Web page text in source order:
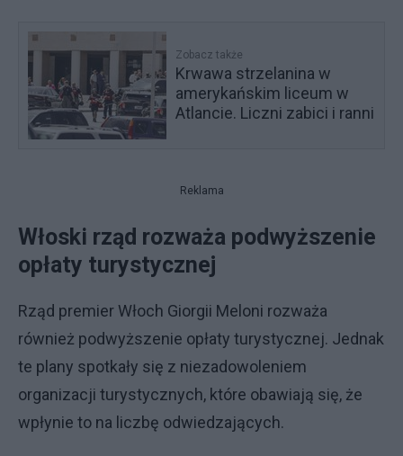
Zobacz także
Krwawa strzelanina w
amerykańskim liceum w
Atlancie. Liczni zabici i ranni
Reklama
Włoski rząd rozważa podwyższenie
opłaty turystycznej
Rząd premier Włoch Giorgii Meloni rozważa
również podwyższenie opłaty turystycznej. Jednak
te plany spotkały się z niezadowoleniem
organizacji turystycznych, które obawiają się, że
wpłynie to na liczbę odwiedzających.